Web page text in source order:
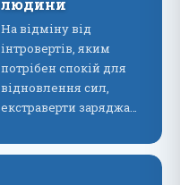
людини
На відміну від
інтровертів, яким
потрібен спокій для
відновлення сил,
екстраверти заряджа…